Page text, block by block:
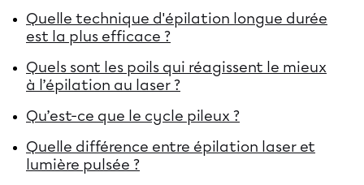
Quelle technique d'épilation longue durée
est la plus efficace ?
Quels sont les poils qui réagissent le mieux
à l’épilation au laser ?
Qu’est-ce que le cycle pileux ?
Quelle différence entre épilation laser et
lumière pulsée ?